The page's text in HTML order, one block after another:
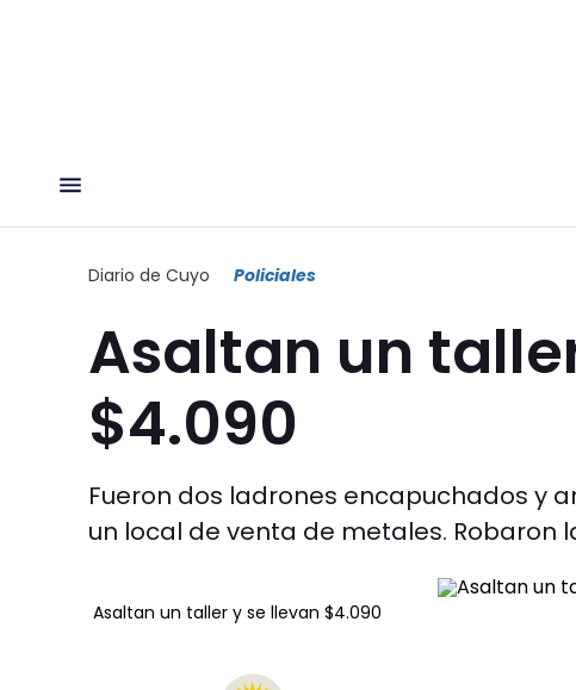
Diario de Cuyo Policiales
Asaltan un
$4.090
Fueron dos ladrones encapuchados y
un local de venta de metales. Robaron
Asaltan un taller y se llevan $4.090